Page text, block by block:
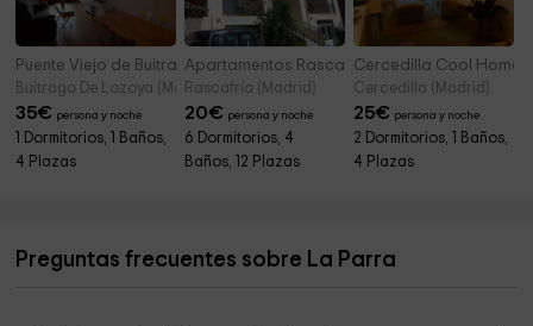
Puente Viejo de Buitrago - Casa Enebro
Buitrago De Lozoya (Madrid)
35€ persona y noche
1 Dormitorios, 1 Baños,
4 Plazas
Apartamentos Rascafría Cerquilla
Rascafría (Madrid)
20€ persona y noche
6 Dormitorios, 4
Baños, 12 Plazas
Cercedilla Cool Home
Cercedilla (Madrid)
25€ persona y noche
2 Dormitorios, 1 Baños,
4 Plazas
Preguntas frecuentes sobre La Parra